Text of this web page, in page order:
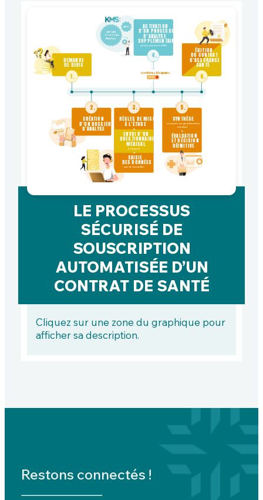
si critères bloquants
DEMANDE
DE DEVIS
1.
CRÉATION
D’UN DOSSIER
D’ANALYSE
2.
RÈGLES DE MISE
À L’ÉTUDE
+
+
SAISIE
DES DONNÉES
par le conseiller
à l’assuré
ENVOI D’UN
QUESTIONNAIRE
MÉDICAL
3.
GET URL
Post Token
NewCase
API’s ACTIVATION
D’UN PROCESSUS
D’ANALYSE
SUPPLÉMENTAIRE
via les solutions KMS
4.
SYNTHÈSE
+
ÉVALUATION
ET DÉCISION
DÉ NITIVE
FI
envoyée au gestionnaire
médical
5.
ÉDITION
DU CONTRAT
D’ASSURANCE
SANTÉ
6.
LE PROCESSUS
SÉCURISÉ DE
SOUSCRIPTION
AUTOMATISÉE D’UN
CONTRAT DE SANTÉ
Cliquez sur une zone du graphique pour
afficher sa description.
Restons connectés !